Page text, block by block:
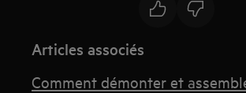
Articles associés
Comment démonter et